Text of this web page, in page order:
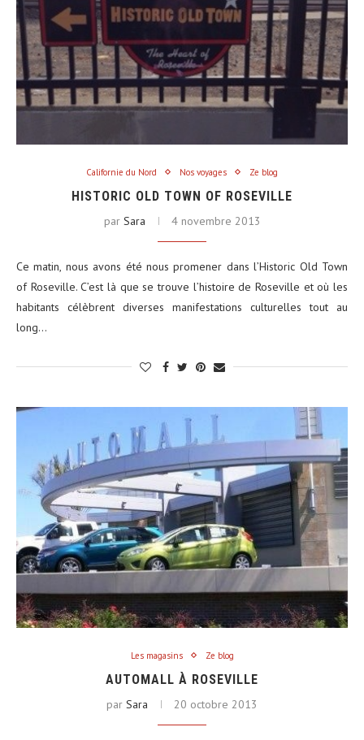
Californie du Nord Nos voyages Ze blog
HISTORIC OLD TOWN OF ROSEVILLE
par Sara 4 novembre 2013
Ce matin, nous avons été nous promener dans l’Historic Old Town
of Roseville. C’est là que se trouve l’histoire de Roseville et où les
habitants célèbrent diverses manifestations culturelles tout au
long…
Les magasins Ze blog
AUTOMALL À ROSEVILLE
par Sara 20 octobre 2013